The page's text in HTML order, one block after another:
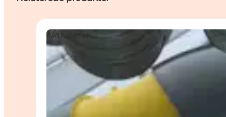
Aktiviteter